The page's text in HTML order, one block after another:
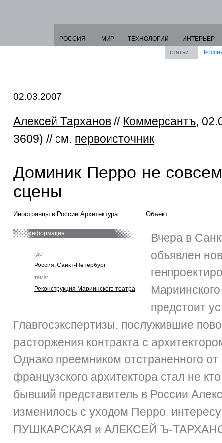
РОССИЯ МИР ТЕХНОЛОГИИ
ИНТЕРЬЕР
статьи
02.03.2007
Алексей Тарханов // Коммерсантъ,
3609) // см. первоисточник
Доминик Перро не
сцены
Иностранцы в России Архитектура Объект
информация:
где:
Россия. Санкт-Петербург
тема:
Реконструкция Мариинского театра
Вчера в
объявлен
предстоит
Главгосэкспертизы, послужившие
расторжения контракта с
Однако преемником отстраненного
французского архитектора стал не
бывший представитель в России
изменилось с уходом Перро,
ПУШКАРСКАЯ и АЛЕКСЕЙ Ъ-